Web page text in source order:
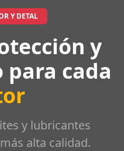
Y DETAL
y
cada
y lubricantes
alta calidad.